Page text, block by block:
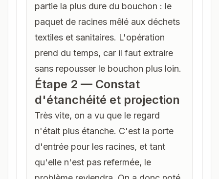
partie la plus dure du bouchon : le
paquet de racines mêlé aux déchets
textiles et sanitaires. L'opération
prend du temps, car il faut extraire
sans repousser le bouchon plus loin.
Étape 2 — Constat
d'étanchéité et projection
Très vite, on a vu que le regard
n'était plus étanche. C'est la porte
d'entrée pour les racines, et tant
qu'elle n'est pas refermée, le